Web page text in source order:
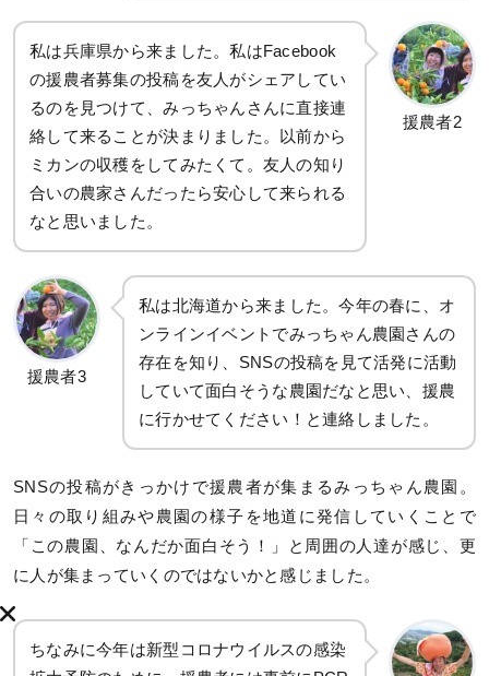
私は兵庫県から来ました。私はFacebook
の援農者募集の投稿を友人がシェアしてい
るのを見つけて、みっちゃんさんに直接連
絡して来ることが決まりました。以前から
ミカンの収穫をしてみたくて。友人の知り
合いの農家さんだったら安心して来られる
なと思いました。
援農者2
援農者3
私は北海道から来ました。今年の春に、オ
ンラインイベントでみっちゃん農園さんの
存在を知り、SNSの投稿を見て活発に活動
していて面白そうな農園だなと思い、援農
に行かせてください！と連絡しました。
SNSの投稿がきっかけで援農者が集まるみっちゃん農園。
日々の取り組みや農園の様子を地道に発信していくことで
「この農園、なんだか面白そう！」と周囲の人達が感じ、更
に人が集まっていくのではないかと感じました。
ちなみに今年は新型コロナウイルスの感染